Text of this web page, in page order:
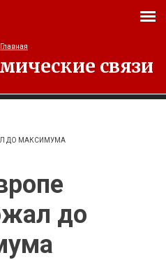
связи
ДО МАКСИМУМА
до